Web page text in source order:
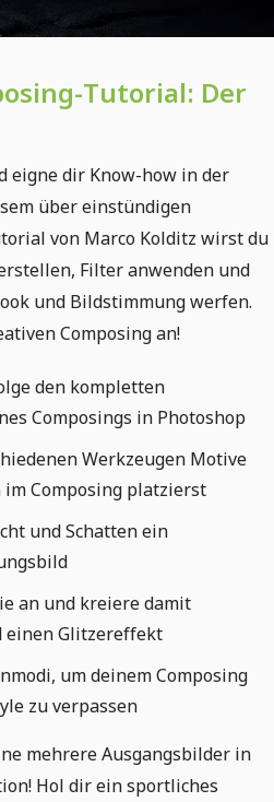
Tutorial: Der
eigne dir Know-how in der
über einstündigen
von Marco Kolditz wirst du
Filter anwenden und
und Bildstimmung werfen.
Composing an!
den kompletten
Composings in Photoshop
Werkzeugen Motive
Composing platzierst
und Schatten ein
an und kreiere damit
einen Glitzereffekt
um deinem Composing
zu verpassen
mehrere Ausgangsbilder in
Hol dir ein sportliches